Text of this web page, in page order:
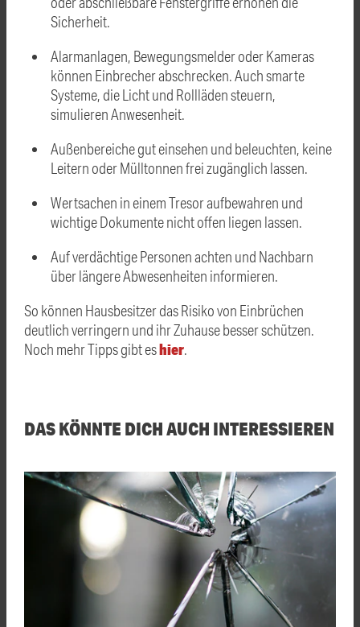
Sicherheit.
Alarmanlagen, Bewegungsmelder oder Kameras
können Einbrecher abschrecken. Auch smarte
Systeme, die Licht und Rollläden steuern,
simulieren Anwesenheit.
Außenbereiche gut einsehen und beleuchten, keine
Leitern oder Mülltonnen frei zugänglich lassen.
Wertsachen in einem Tresor aufbewahren und
wichtige Dokumente nicht offen liegen lassen.
Auf verdächtige Personen achten und Nachbarn
über längere Abwesenheiten informieren.
So können Hausbesitzer das Risiko von Einbrüchen
deutlich verringern und ihr Zuhause besser schützen.
Noch mehr Tipps gibt eshier.
DAS KÖNNTE DICH AUCH INTERESSIEREN